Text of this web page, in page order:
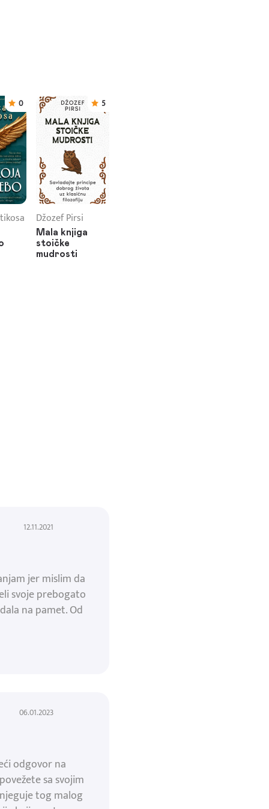
0 5
Džozef Pirsi
Mala knjiga
stoičke
mudrosti
12.11.2021
jer mislim da
svoje prebogato
na pamet. Od
06.01.2023
odgovor na
sa svojim
tog malog